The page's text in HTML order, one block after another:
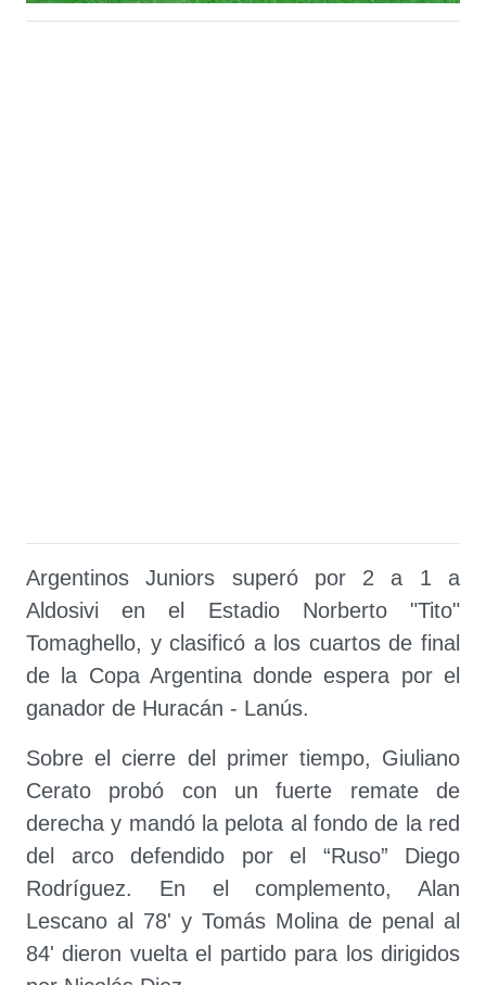
Argentinos Juniors superó por 2 a 1 a
Aldosivi en el Estadio Norberto "Tito"
Tomaghello, y clasificó a los cuartos de final
de la Copa Argentina donde espera por el
ganador de Huracán - Lanús.
Sobre el cierre del primer tiempo, Giuliano
Cerato probó con un fuerte remate de
derecha y mandó la pelota al fondo de la red
del arco defendido por el “Ruso” Diego
Rodríguez. En el complemento, Alan
Lescano al 78' y Tomás Molina de penal al
84' dieron vuelta el partido para los dirigidos